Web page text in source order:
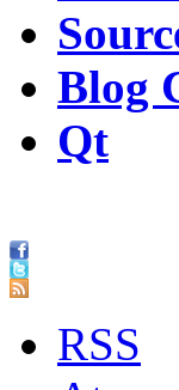
Blog
Qt
RSS